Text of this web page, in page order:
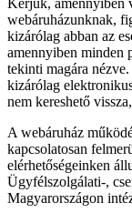
Kérjük, amennyiben
webáruházunknak,
kizárólag abban az
amennyiben minden
tekinti magára
kizárólag
nem kereshető
A webáruház
kapcsolatosan
elérhetőségeinken
Ügyfélszolgálati-,
Magyarországon